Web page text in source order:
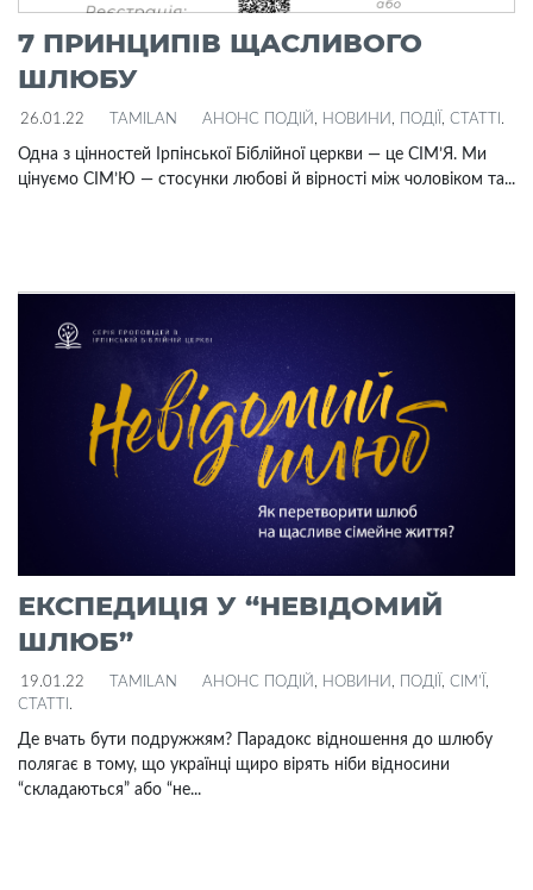
7 ПРИНЦИПІВ ЩАСЛИВОГО
ШЛЮБУ
26.01.22 TAMILAN АНОНС ПОДІЙ , НОВИНИ , ПОДІЇ , СТАТТІ .
Одна з цінностей Ірпінської Біблійної церкви — це СІМ’Я. Ми
цінуємо СІМ’Ю — стосунки любові й вірності між чоловіком та...
ЕКСПЕДИЦІЯ У “НЕВІДОМИЙ
ШЛЮБ”
19.01.22 TAMILAN АНОНС ПОДІЙ , НОВИНИ , ПОДІЇ , СІМ'Ї ,
СТАТТІ .
Де вчать бути подружжям? Парадокс відношення до шлюбу
полягає в тому, що українці щиро вірять ніби відносини
“складаються” або “не...